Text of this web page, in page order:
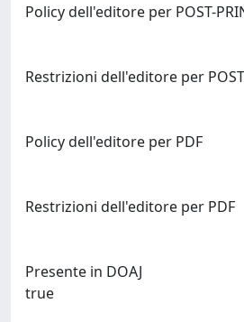
Policy dell'editore per POST-
Restrizioni dell'editore per
Policy dell'editore per PDF
Restrizioni dell'editore per PDF
Presente in DOAJ